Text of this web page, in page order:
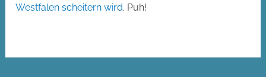
Westfalen scheitern wird. Puh!